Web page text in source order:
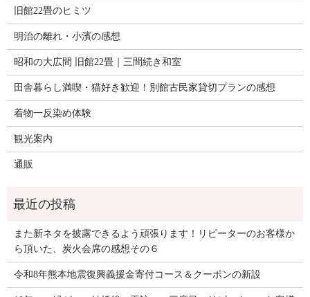
旧館22畳のヒミツ
明治の離れ・小濱の感想
昭和の大広間 旧館22畳｜三間続き和室
田舎暮らし満喫・猫好き歓迎！別館古民家貸切プランの感想
着物一反染め体験
観光案内
通販
また新ネタを披露できるよう頑張ります！リピーターのお客様か
ら頂いた、炭火会席の感想その６
令和8年熊本地震復興義援金寄付コース＆クーポンの新設